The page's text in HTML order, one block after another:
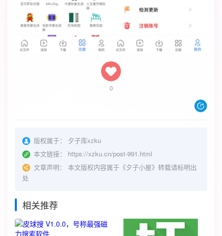
0
版权属于：
夕子库xzku
本文链接：
https://xzku.cn/post-991.html
文章声明：
本文版权内容属于《夕子小屋》转载请标明出
处
相关推荐